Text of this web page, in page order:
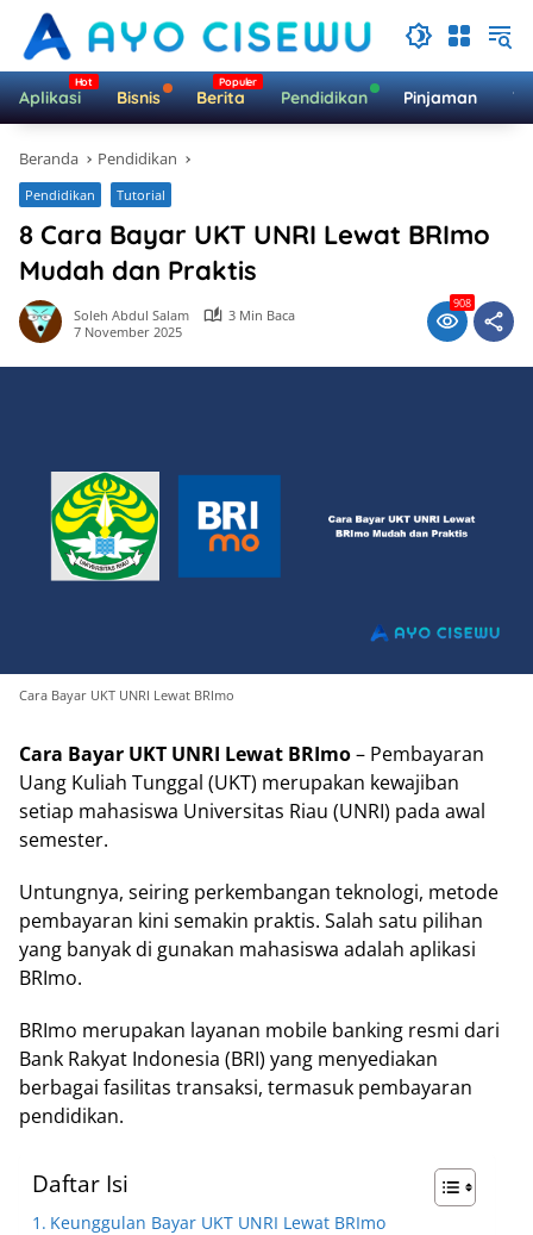
Langsung
konten
Aplikasi Bisnis Berita Pendidikan Pinjaman
Beranda Pendidikan
Pendidikan Tutorial
8 Cara Bayar UKT UNRI Lewat BRImo
Mudah dan Praktis
Soleh Abdul Salam
3 Min Baca
7 November 2025
908
Cara Bayar UKT UNRI Lewat BRImo
Cara Bayar UKT UNRI Lewat BRImo– Pembayaran
Uang Kuliah Tunggal (UKT) merupakan kewajiban
setiap mahasiswa Universitas Riau (UNRI) pada awal
semester.
Untungnya, seiring perkembangan teknologi, metode
pembayaran kini semakin praktis. Salah satu pilihan
yang banyak di gunakan mahasiswa adalah aplikasi
BRImo.
BRImo merupakan layanan mobile banking resmi dari
Bank Rakyat Indonesia (BRI) yang menyediakan
berbagai fasilitas transaksi, termasuk pembayaran
pendidikan.
Daftar Isi
Keunggulan Bayar UKT UNRI Lewat BRImo